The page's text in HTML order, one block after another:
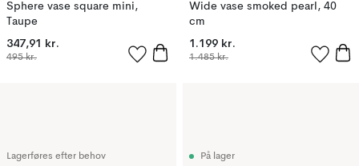
Sphere vase square mini,
Taupe
347,91 kr.
495 kr.
Wide vase smoked pearl, 40
cm
1.199 kr.
1.485 kr.
Lagerføres efter behov På lager